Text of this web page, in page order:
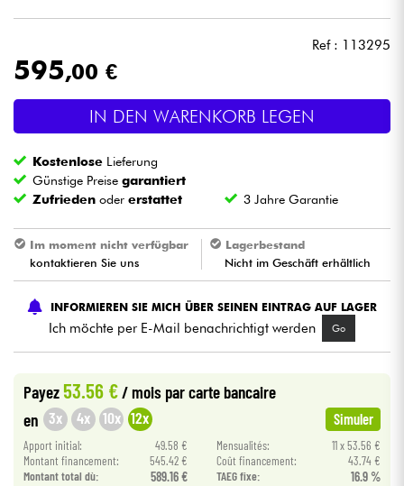
Licht
Drums
Blasinstrumente
Violinen & Quartett
Kabel & Zubehöre
Bundle
Sehen Sie sich unsere Marken an
Ref : 113295
595,00 €
IN DEN WARENKORB LEGEN
Kostenlose Lieferung
Günstige Preisegarantiert
Zufrieden odererstattet 3 Jahre Garantie
Im moment nicht verfügbar
kontaktieren Sie uns
Lagerbestand
Nicht im Geschäft erhältlich
INFORMIEREN SIE MICH ÜBER SEINEN EINTRAG AUF LAGER
Ich möchte per E-Mail benachrichtigt werden Go
Payez53.56 €/ mois par carte bancaire
en 3x 4x 10x 12x Simuler
Apport initial: 49.58 € Mensualités:
11 x 53.56 €
Montant financement:
545.42 € Coût financement:
43.74 €
Montant total dù:
589.16 € TAEG fixe: 16.9 %